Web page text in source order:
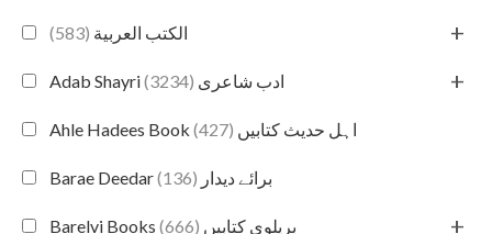
الكتب العربية (583) +
Adab Shayri ادب شاعری (3234) +
Ahle Hadees Book اہل حدیث کتابیں (427)
Barae Deedar برائے دیدار (136)
Barelvi Books بریلوی کتابیں (666) +